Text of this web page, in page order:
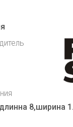
8,ширина